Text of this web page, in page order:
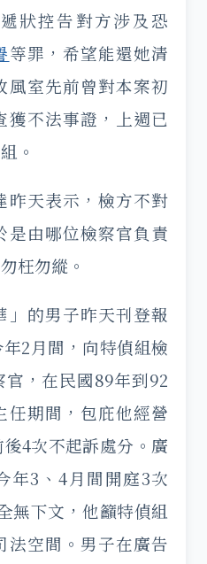
狀控告對方涉及恐
等罪，希望能還她清
風室先前曾對本案初
獲不法事證，上週已
。
昨天表示，檢方不對
是由哪位檢察官負責
枉勿縱。
」的男子昨天刊登報
2月間，向特偵組檢
，在民國89年到92
任期間，包庇他經營
4次不起訴處分。廣
年3、4月間開庭3次
無下文，他籲特偵組
法空間。男子在廣告